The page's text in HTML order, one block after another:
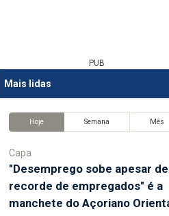
PUB
Mais lidas
Hoje Semana Mês
Capa
"Desemprego sobe apesar de
recorde de empregados" é a
manchete do Açoriano